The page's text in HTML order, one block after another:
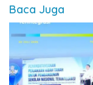
Baca Juga